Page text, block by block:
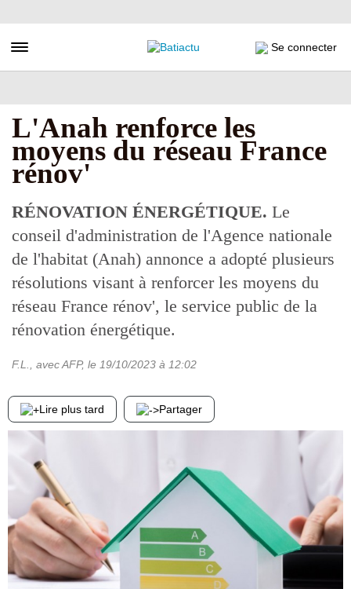
au
principal
Toggle navigation Se connecter
L'Anah renforce les
moyens du réseau France
rénov'
RÉNOVATION ÉNERGÉTIQUE. Le
conseil d'administration de l'Agence nationale
de l'habitat (Anah) annonce a adopté plusieurs
résolutions visant à renforcer les moyens du
réseau France rénov', le service public de la
rénovation énergétique.
F.L., avec AFP, le 19/10/2023 à 12:02
Lire plus tard Partager